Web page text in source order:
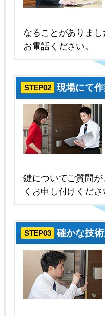
なることがありま
お電話ください。
STEP02 現場にて
鍵についてご質問
くお申し付けくださ
STEP03 確かな技